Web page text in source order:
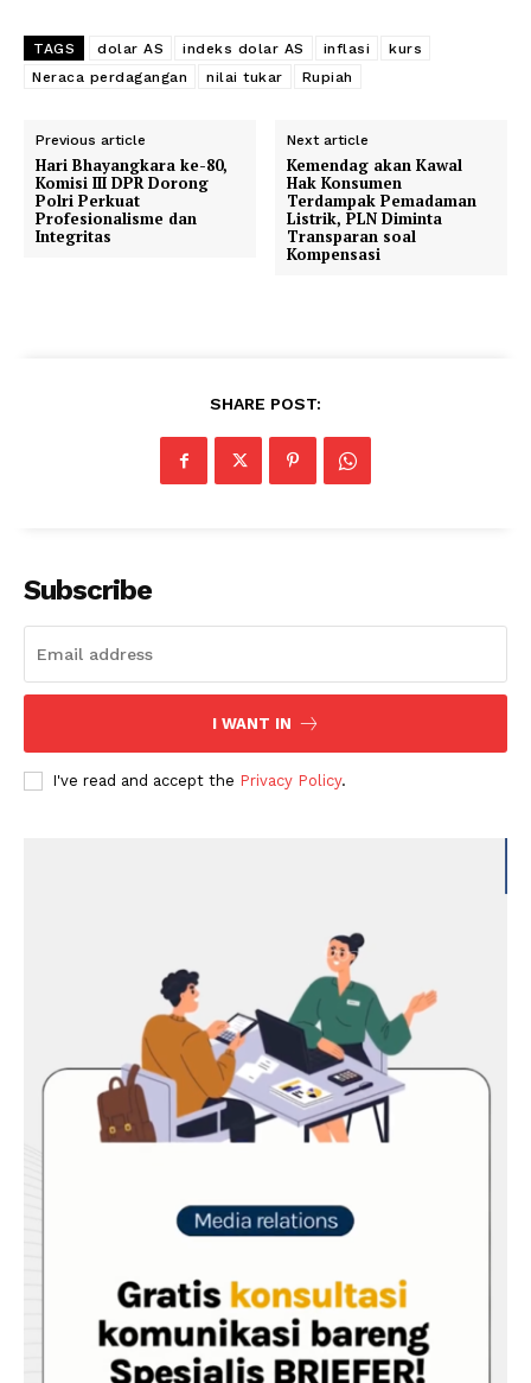
TAGS dolar AS indeks dolar AS inflasi
kurs
Neraca perdagangan
nilai tukar Rupiah
Previous article
Hari Bhayangkara ke-80,
Komisi III DPR Dorong
Polri Perkuat
Profesionalisme dan
Integritas
Next article
Kemendag akan Kawal
Hak Konsumen
Terdampak Pemadaman
Listrik, PLN Diminta
Transparan soal
Kompensasi
SHARE POST:
Subscribe
I WANT IN
I've read and accept the Privacy Policy.